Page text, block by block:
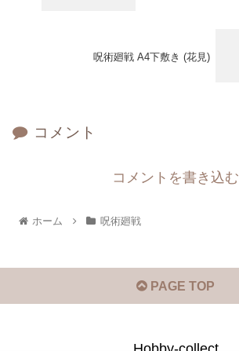
呪術廻戦 A4下敷き (花見)
コメント
コメントを書き込む
ホーム 呪術廻戦
PAGE TOP